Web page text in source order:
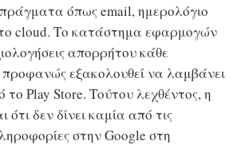
όπως email, ημερολόγιο
cloud. Το κατάστημα εφαρμογών
απορρήτου κάθε
εξακολουθεί να λαμβάνει
το Play Store. Τούτου λεχθέντος, η
ότι δεν δίνει καμία από τις
στην Google στη